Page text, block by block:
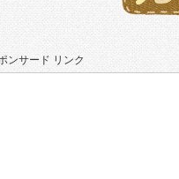
ンサード リンク